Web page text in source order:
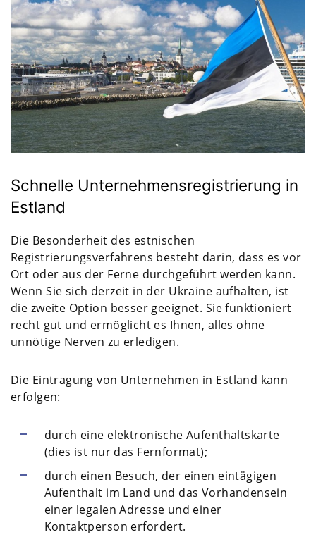
Schnelle Unternehmensregistrierung in
Estland
Die Besonderheit des estnischen
Registrierungsverfahrens besteht darin, dass es vor
Ort oder aus der Ferne durchgeführt werden kann.
Wenn Sie sich derzeit in der Ukraine aufhalten, ist
die zweite Option besser geeignet. Sie funktioniert
recht gut und ermöglicht es Ihnen, alles ohne
unnötige Nerven zu erledigen.
Die Eintragung von Unternehmen in Estland kann
erfolgen:
durch eine elektronische Aufenthaltskarte
(dies ist nur das Fernformat);
durch einen Besuch, der einen eintägigen
Aufenthalt im Land und das Vorhandensein
einer legalen Adresse und einer
Kontaktperson erfordert.